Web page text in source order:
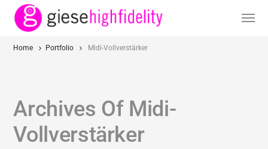
Home Portfolio Midi-Vollverstärker
Archives Of Midi-
Vollverstärker